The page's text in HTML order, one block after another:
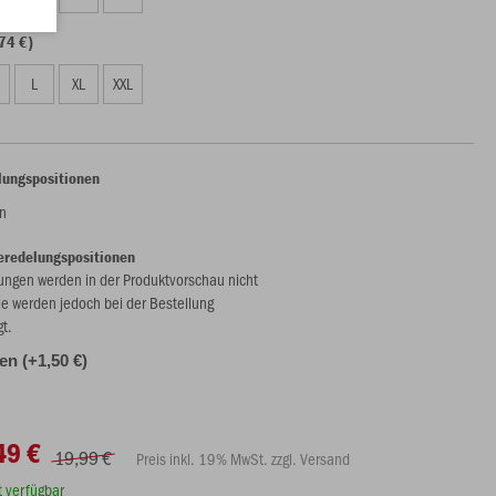
€)
L XL XXL
werden in der Produktvorschau nicht
werden jedoch bei der Bestellung
(+1,50 €)
€ 19,99 €
Preis inkl. 19% MwSt. zzgl. Versand
verfügbar